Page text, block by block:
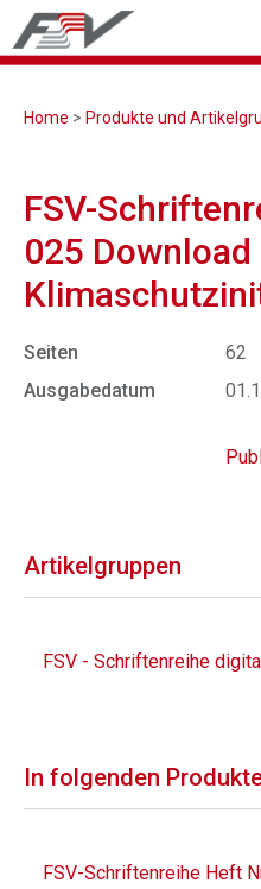
Home > Produkte und
FSV-
025 Download
Seiten
62
Ausgabedatum
Artikelgruppen
FSV - Schriftenreihe
In folgenden
FSV-Schriftenreihe Heft